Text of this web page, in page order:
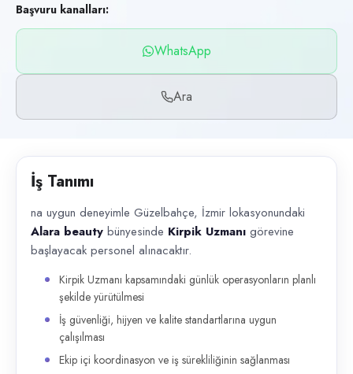
Son geçerlilik
4 Ekim 2026
WhatsApp, Telefon
İlan açıklaması
Başvuru kanalları:
WhatsApp
Ara
İş Tanımı
na uygun deneyimle Güzelbahçe, İzmir lokasyonundaki
Alara beauty bünyesinde Kirpik Uzmanı görevine
başlayacak personel alınacaktır.
Kirpik Uzmanı kapsamındaki günlük operasyonların planlı
şekilde yürütülmesi
İş güvenliği, hijyen ve kalite standartlarına uygun
çalışılması
Ekip içi koordinasyon ve iş sürekliliğinin sağlanması